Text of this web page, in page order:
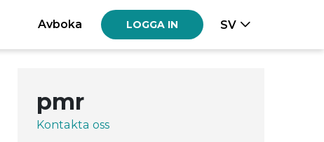
Avboka LOGGA IN SV
pmr
Kontakta oss